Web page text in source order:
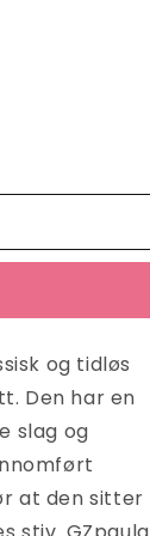
og tidløs
Den har en
slag og
at den sitter